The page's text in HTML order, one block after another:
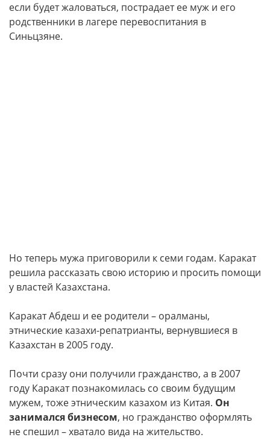
если будет жаловаться, пострадает ее муж и его
родственники в лагере перевоспитания в
Синьцзяне.
Но теперь мужа приговорили к семи годам. Каракат
решила рассказать свою историю и просить помощи
у властей Казахстана.
Каракат Абдеш и ее родители – оралманы,
этнические казахи-репатрианты, вернувшиеся в
Казахстан в 2005 году.
Почти сразу они получили гражданство, а в 2007
году Каракат познакомилась со своим будущим
мужем, тоже этническим казахом из Китая. Он
занимался бизнесом, но гражданство оформлять
не спешил – хватало вида на жительство.